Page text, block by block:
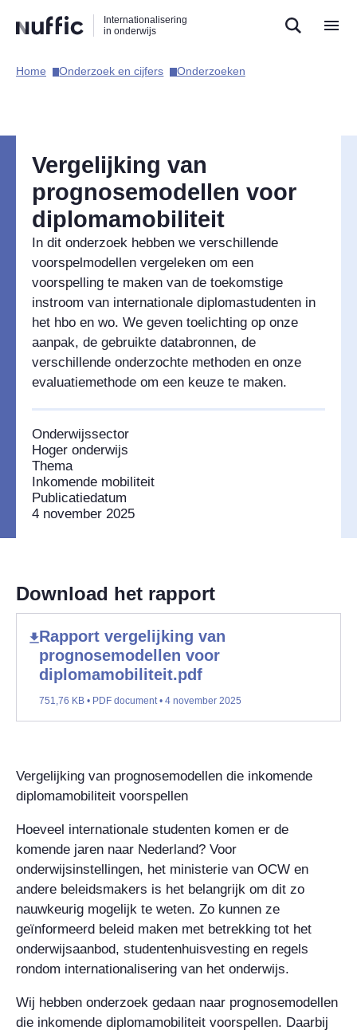
naar
zoekfunctie
naar
hoofdnavigatie
naar
inhoud
Internationalisering
in onderwijs
Hoofdnavigatie
Home​ Onderzoek en cijfers​ Onderzoeken​
Vergelijking van
prognosemodellen voor
diplomamobiliteit
In dit onderzoek hebben we verschillende
voorspelmodellen vergeleken om een
voorspelling te maken van de toekomstige
instroom van internationale diplomastudenten in
het hbo en wo. We geven toelichting op onze
aanpak, de gebruikte databronnen, de
verschillende onderzochte methoden en onze
evaluatiemethode om een keuze te maken.
Onderwijssector
Hoger onderwijs
Thema
Inkomende mobiliteit
Publicatiedatum
4 november 2025
Download het rapport
Rapport vergelijking van
prognosemodellen voor
diplomamobiliteit.pdf
751,76 KB • PDF document • 4 november 2025
Vergelijking van prognosemodellen die inkomende
diplomamobiliteit voorspellen
Hoeveel internationale studenten komen er de
komende jaren naar Nederland? Voor
onderwijsinstellingen, het ministerie van OCW en
andere beleidsmakers is het belangrijk om dit zo
nauwkeurig mogelijk te weten. Zo kunnen ze
geïnformeerd beleid maken met betrekking tot het
onderwijsaanbod, studentenhuisvesting en regels
rondom internationalisering van het onderwijs.
Wij hebben onderzoek gedaan naar prognosemodellen
die inkomende diplomamobiliteit voorspellen. Daarbij